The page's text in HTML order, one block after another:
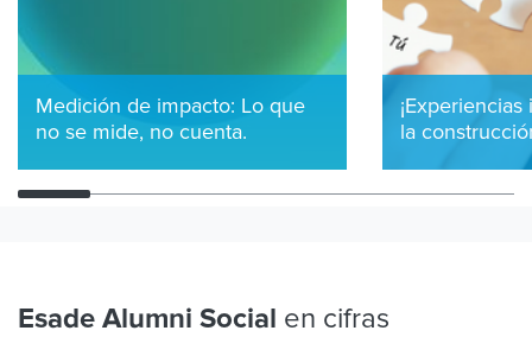
Medición de impacto: Lo que
no se mide, no cuenta.
la
Esade Alumni Social en cifras